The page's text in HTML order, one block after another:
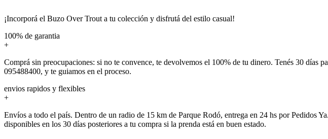
¡Incorporá el Buzo Over Trout a tu colección y disfrutá del estilo casual!
100% de garantia
+
Comprá sin preocupaciones: si no te convence, te devolvemos el 100% de tu dinero. Tenés 30
095488400, y te guiamos en el proceso.
envios rapidos y flexibles
+
Envíos a todo el país. Dentro de un radio de 15 km de Parque Rodó, entrega en 24 hs por Pedidos
disponibles en los 30 días posteriores a tu compra si la prenda está en buen estado.